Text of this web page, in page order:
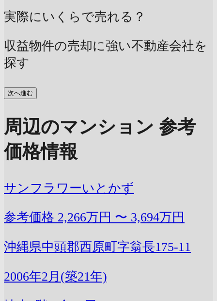
実際にいくらで売れる？
収益物件の売却に強い不動産会社を
探す
次へ進む
周辺のマンション 参考
価格情報
サンフラワーいとかず
参考価格 2,266万円 〜 3,694万円
沖縄県中頭郡西原町字翁長175-11
2006年2月(築21年)